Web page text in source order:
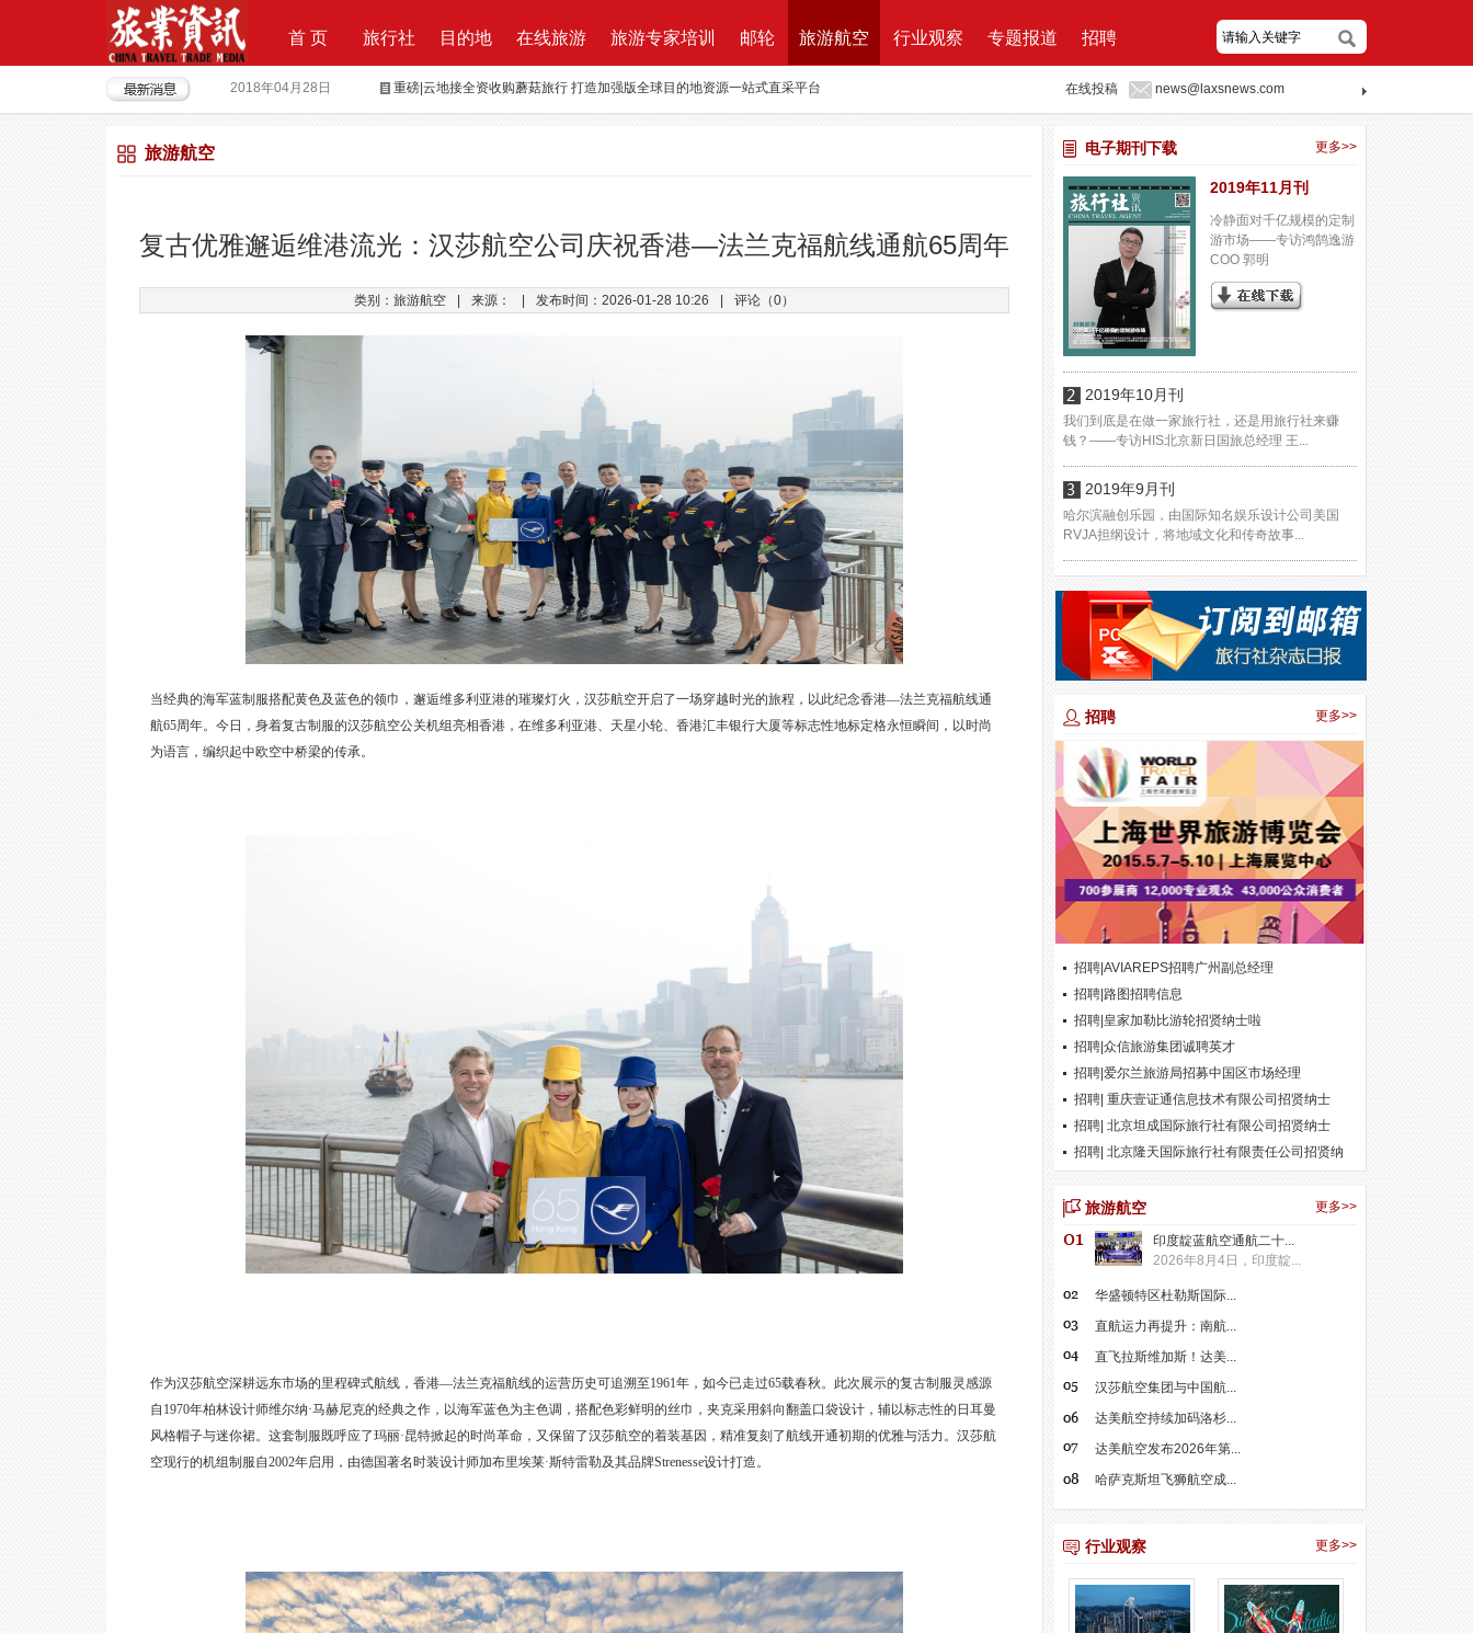
首 页 旅行社 目的地 在线旅游 旅游专家培训 邮轮 旅游航空 行业观察 专题报道 招聘
2018年04月28日 重磅|云地接全资收购蘑菇旅行 打造加强版全球目的地资源一站式直采平台
2016年05月12日 旅行社大佬对“营改增”说了些什么？
全球摄影旅行“路图”宣布获得千万元融资
在线投稿 news@laxsnews.com
旅游航空
复古优雅邂逅维港流光：汉莎航空公司庆祝香港—法兰克福航线通航65周年
类别：旅游航空 来源： 发布时间：2026-01-28 10:26 评论（0）
当经典的海军蓝制服搭配黄色及蓝色的领巾，邂逅维多利亚港的璀璨灯火，汉莎航空开启了一场穿越时光的旅程，以此纪念香港—法兰克福航线通
航65周年。今日，身着复古制服的汉莎航空公关机组亮相香港，在维多利亚港、天星小轮、香港汇丰银行大厦等标志性地标定格永恒瞬间，以时尚
为语言，编织起中欧空中桥梁的传承。
作为汉莎航空深耕远东市场的里程碑式航线，香港—法兰克福航线的运营历史可追溯至1961年，如今已走过65载春秋。此次展示的复古制服灵感源
自1970年柏林设计师维尔纳·马赫尼克的经典之作，以海军蓝色为主色调，搭配色彩鲜明的丝巾，夹克采用斜向翻盖口袋设计，辅以标志性的日耳曼
风格帽子与迷你裙。这套制服既呼应了玛丽·昆特掀起的时尚革命，又保留了汉莎航空的着装基因，精准复刻了航线开通初期的优雅与活力。汉莎航
空现行的机组制服自2002年启用，由德国著名时装设计师加布里埃莱·斯特雷勒及其品牌Strenesse设计打造。
更多>>
电子期刊下载
2019年11月刊
冷静面对千亿规模的定制
游市场——专访鸿鹄逸游
COO 郭明
2019年10月刊
我们到底是在做一家旅行社，还是用旅行社来赚
钱？——专访HIS北京新日国旅总经理 王...
2019年9月刊
哈尔滨融创乐园，由国际知名娱乐设计公司美国
RVJA担纲设计，将地域文化和传奇故事...
更多>>
招聘
招聘|AVIAREPS招聘广州副总经理
招聘|路图招聘信息
招聘|皇家加勒比游轮招贤纳士啦
招聘|众信旅游集团诚聘英才
招聘|爱尔兰旅游局招募中国区市场经理
招聘| 重庆壹证通信息技术有限公司招贤纳士
招聘| 北京坦成国际旅行社有限公司招贤纳士
招聘| 北京隆天国际旅行社有限责任公司招贤纳
更多>>
旅游航空
印度靛蓝航空通航二十...
2026年8月4日，印度靛...
华盛顿特区杜勒斯国际...
直航运力再提升：南航...
直飞拉斯维加斯！达美...
汉莎航空集团与中国航...
达美航空持续加码洛杉...
达美航空发布2026年第...
哈萨克斯坦飞狮航空成...
更多>>
行业观察